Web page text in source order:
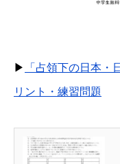
▶ 「占領下の日本
リント・練習問題